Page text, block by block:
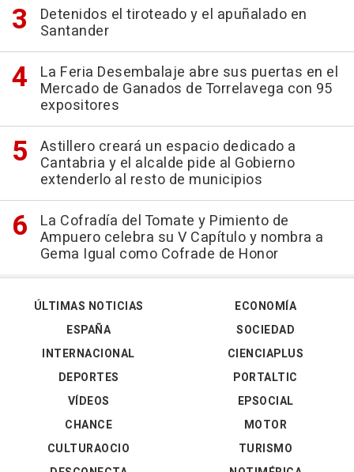
Detenidos el tiroteado y el apuñalado en
Santander
La Feria Desembalaje abre sus puertas en el
Mercado de Ganados de Torrelavega con 95
expositores
Astillero creará un espacio dedicado a
Cantabria y el alcalde pide al Gobierno
extenderlo al resto de municipios
La Cofradía del Tomate y Pimiento de
Ampuero celebra su V Capítulo y nombra a
Gema Igual como Cofrade de Honor
ÚLTIMAS NOTICIAS
ESPAÑA
INTERNACIONAL
DEPORTES
VÍDEOS
ECONOMÍA
SOCIEDAD
CIENCIAPLUS
PORTALTIC
EPSOCIAL
CHANCE
CULTURAOCIO
MOTOR
TURISMO